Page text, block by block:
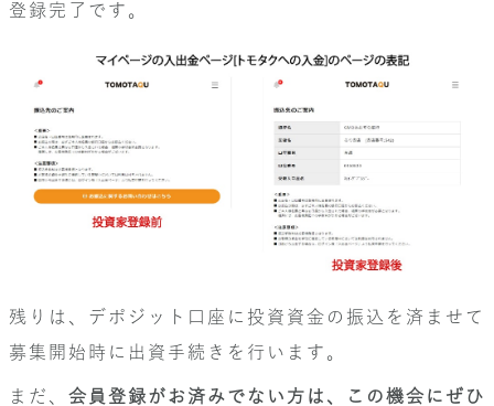
登録完了です。
残りは、デポジット口座に投資資金の振込を済ませて
募集開始時に出資手続きを行います。
まだ、 会員登録がお済みでない方は、この機会にぜひ